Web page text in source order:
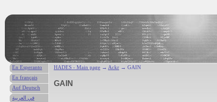
HADES - Main page → Ackr → GAIN
GAIN
En Esperanto
En français
Auf Deutsch
في العربية